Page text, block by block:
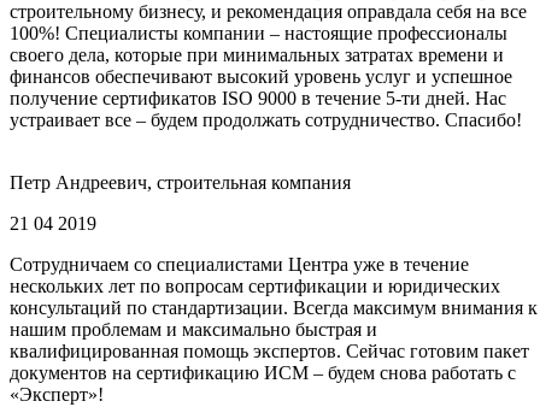
строительному бизнесу, и рекомендация оправдала себя на все
100%! Специалисты компании – настоящие профессионалы
своего дела, которые при минимальных затратах времени и
финансов обеспечивают высокий уровень услуг и успешное
получение сертификатов ISO 9000 в течение 5-ти дней. Нас
устраивает все – будем продолжать сотрудничество. Спасибо!
Петр Андреевич, строительная компания
21 04 2019
Сотрудничаем со специалистами Центра уже в течение
нескольких лет по вопросам сертификации и юридических
консультаций по стандартизации. Всегда максимум внимания к
нашим проблемам и максимально быстрая и
квалифицированная помощь экспертов. Сейчас готовим пакет
документов на сертификацию ИСМ – будем снова работать с
«Эксперт»!